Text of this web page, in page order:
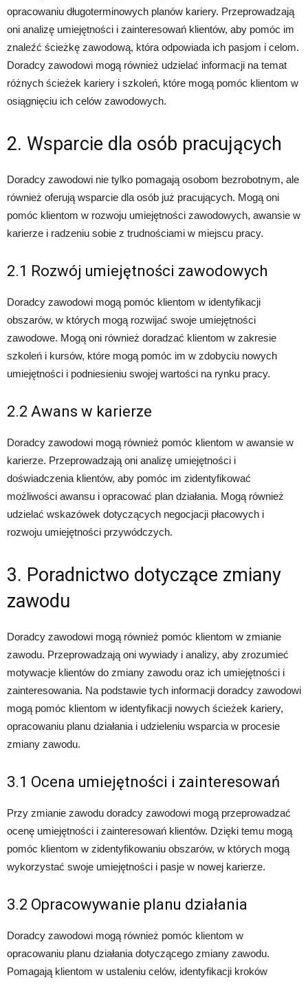
opracowaniu długoterminowych planów kariery. Przeprowadzają
oni analizę umiejętności i zainteresowań klientów, aby pomóc im
znaleźć ścieżkę zawodową, która odpowiada ich pasjom i celom.
Doradcy zawodowi mogą również udzielać informacji na temat
różnych ścieżek kariery i szkoleń, które mogą pomóc klientom w
osiągnięciu ich celów zawodowych.
2. Wsparcie dla osób pracujących
Doradcy zawodowi nie tylko pomagają osobom bezrobotnym, ale
również oferują wsparcie dla osób już pracujących. Mogą oni
pomóc klientom w rozwoju umiejętności zawodowych, awansie w
karierze i radzeniu sobie z trudnościami w miejscu pracy.
2.1 Rozwój umiejętności zawodowych
Doradcy zawodowi mogą pomóc klientom w identyfikacji
obszarów, w których mogą rozwijać swoje umiejętności
zawodowe. Mogą oni również doradzać klientom w zakresie
szkoleń i kursów, które mogą pomóc im w zdobyciu nowych
umiejętności i podniesieniu swojej wartości na rynku pracy.
2.2 Awans w karierze
Doradcy zawodowi mogą również pomóc klientom w awansie w
karierze. Przeprowadzają oni analizę umiejętności i
doświadczenia klientów, aby pomóc im zidentyfikować
możliwości awansu i opracować plan działania. Mogą również
udzielać wskazówek dotyczących negocjacji płacowych i
rozwoju umiejętności przywódczych.
3. Poradnictwo dotyczące zmiany
zawodu
Doradcy zawodowi mogą również pomóc klientom w zmianie
zawodu. Przeprowadzają oni wywiady i analizy, aby zrozumieć
motywacje klientów do zmiany zawodu oraz ich umiejętności i
zainteresowania. Na podstawie tych informacji doradcy zawodowi
mogą pomóc klientom w identyfikacji nowych ścieżek kariery,
opracowaniu planu działania i udzieleniu wsparcia w procesie
zmiany zawodu.
3.1 Ocena umiejętności i zainteresowań
Przy zmianie zawodu doradcy zawodowi mogą przeprowadzać
ocenę umiejętności i zainteresowań klientów. Dzięki temu mogą
pomóc klientom w zidentyfikowaniu obszarów, w których mogą
wykorzystać swoje umiejętności i pasje w nowej karierze.
3.2 Opracowywanie planu działania
Doradcy zawodowi mogą również pomóc klientom w
opracowaniu planu działania dotyczącego zmiany zawodu.
Pomagają klientom w ustaleniu celów, identyfikacji kroków